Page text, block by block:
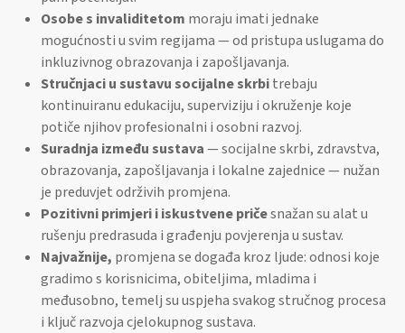
Osobe s invaliditetom moraju imati jednake
mogućnosti u svim regijama — od pristupa uslugama do
inkluzivnog obrazovanja i zapošljavanja.
Stručnjaci u sustavu socijalne skrbitrebaju
kontinuiranu edukaciju, superviziju i okruženje koje
potiče njihov profesionalni i osobni razvoj.
Suradnja između sustava— socijalne skrbi, zdravstva,
obrazovanja, zapošljavanja i lokalne zajednice — nužan
je preduvjet održivih promjena.
Pozitivni primjeri i iskustvene pričesnažan su alat u
rušenju predrasuda i građenju povjerenja u sustav.
Najvažnije, promjena se događa kroz ljude: odnosi koje
gradimo s korisnicima, obiteljima, mladima i
međusobno, temelj su uspjeha svakog stručnog procesa
i ključ razvoja cjelokupnog sustava.